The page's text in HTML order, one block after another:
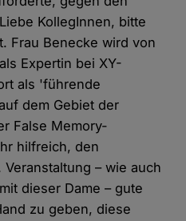
KollegInnen, bitte
Frau Benecke wird von
Expertin bei XY-
als 'führende
dem Gebiet der
False Memory-
hilfreich, den
– wie auch
dieser Dame – gute
zu geben, diese